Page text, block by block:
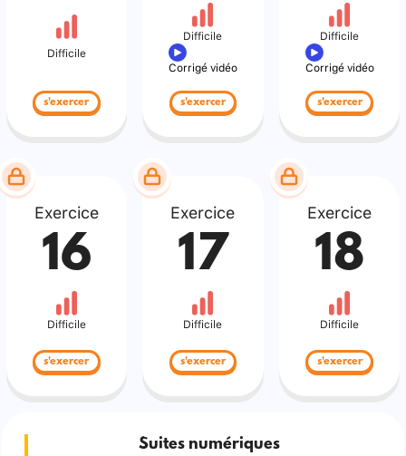
Difficile
s'exercer
Difficile
Corrigé vidéo
s'exercer
Difficile
Corrigé vidéo
s'exercer
Exercice
16
Difficile
s'exercer
Exercice
17
Difficile
s'exercer
Exercice
18
Difficile
s'exercer
Suites numériques